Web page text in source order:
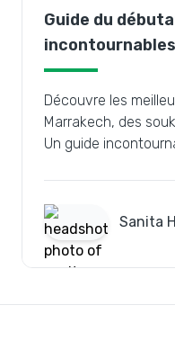
Guide du
incontournables
Découvre les
Marrakech, des
Un guide
Sanita